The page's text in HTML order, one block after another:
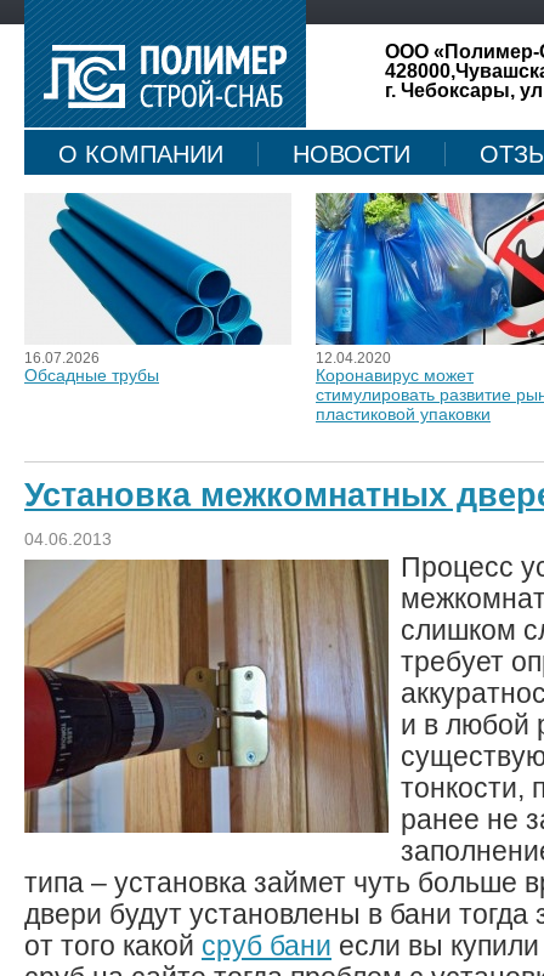
ООО «Полимер-
г. Чебоксары,
О КОМПАНИИ НОВОСТИ
КАРТА САЙТА
16.07.2026
Обсадные трубы
12.04.2020
Коронавирус может
стимулировать развитие
пластиковой упаковки
Установка межкомнатных
04.06.2013
Процесс
слишком
требует
и в любой
тонкости,
ранее не
типа – установка займет чуть больше
двери будут установлены в бани тогда
от того какой сруб бани если вы